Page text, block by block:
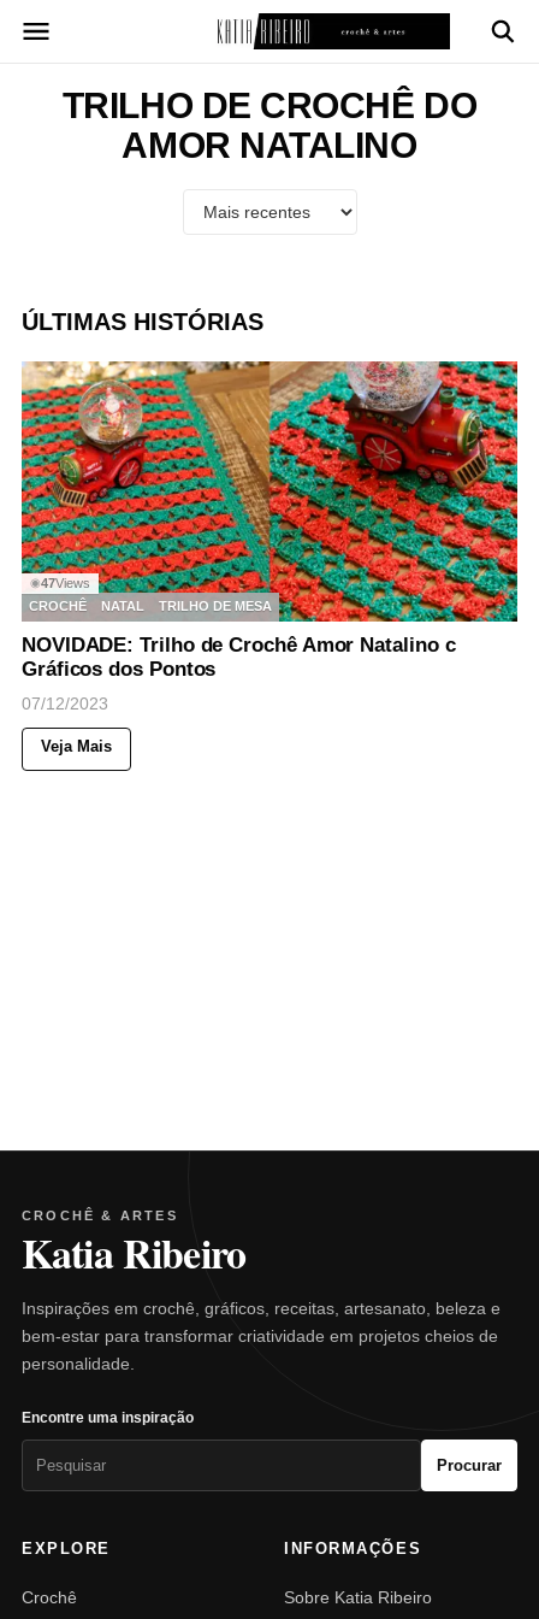
para
conteúdoTRILHO DE CROCHÊ DO
AMOR NATALINO
ÚLTIMAS HISTÓRIAS
◉47Views
CROCHÊ
NATAL TRILHO DE MESA
NOVIDADE: Trilho de Crochê Amor Natalino c
Gráficos dos Pontos
07/12/2023
Veja Mais
CROCHÊ & ARTES
Katia Ribeiro
Inspirações em crochê, gráficos, receitas, artesanato, beleza e
bem-estar para transformar criatividade em projetos cheios de
personalidade.
Encontre uma inspiração
Procurar
EXPLORE
Crochê
INFORMAÇÕES
Sobre Katia Ribeiro